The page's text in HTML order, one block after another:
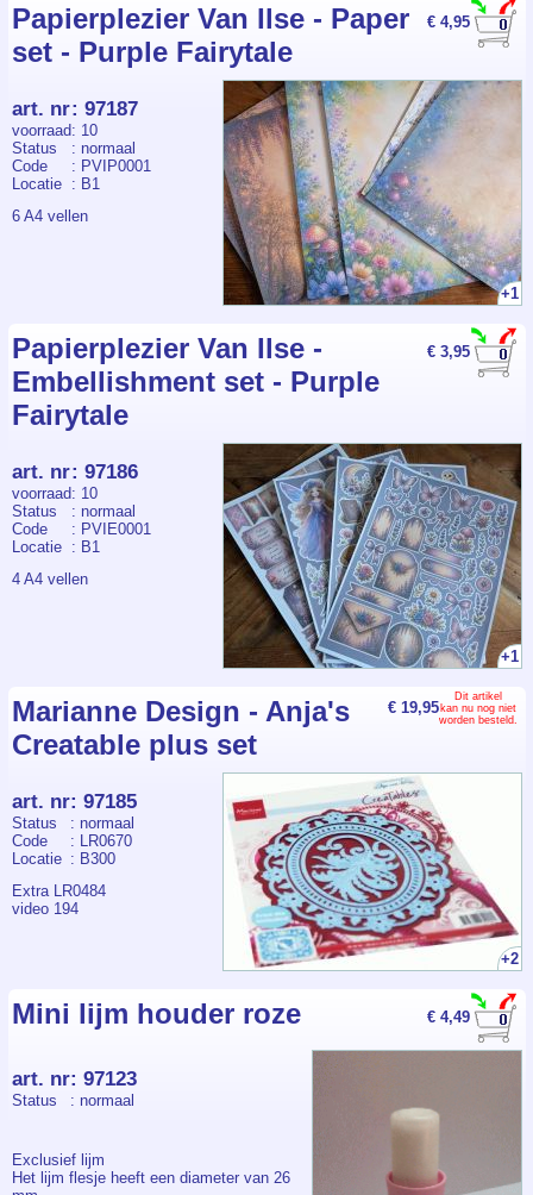
€ 4,95
Papierplezier Van Ilse - Paper
set - Purple Fairytale
+1
art. nr: 97187
voorraad: 10
Status
: normaal
Code
: PVIP0001
Locatie : B1
6 A4 vellen
€ 3,95
Papierplezier Van Ilse -
Embellishment set - Purple
Fairytale
+1
art. nr: 97186
voorraad: 10
Status
: normaal
Code
: PVIE0001
Locatie : B1
4 A4 vellen
€ 19,95
Dit artikel
kan nu nog niet
worden besteld.
Marianne Design - Anja's
Creatable plus set
+2
art. nr: 97185
Status
: normaal
Code
: LR0670
Locatie : B300
Extra LR0484
video 194
€ 4,49
Mini lijm houder roze
art. nr: 97123
Status : normaal
Exclusief lijm
Het lijm flesje heeft een diameter van 26